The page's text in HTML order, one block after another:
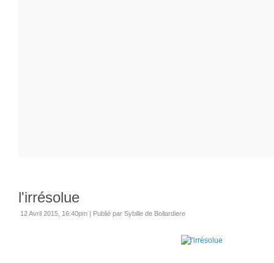
l'irrésolue
12 Avril 2015, 16:40pm | Publié par Sybille de Bollardiere